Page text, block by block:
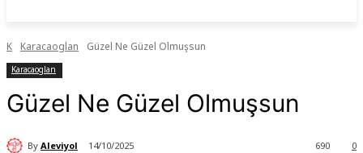
K Karacaoglan Güzel Ne Güzel Olmuşsun
Karacaoglan
Güzel Ne Güzel Olmuşsun
By Aleviyol 14/10/2025 0
690